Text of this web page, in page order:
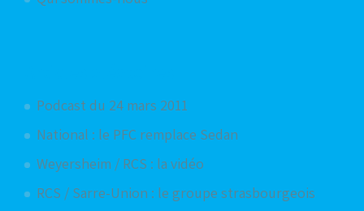
Podcast du 24 mars 2011
National : le PFC remplace Sedan
Weyersheim / RCS : la vidéo
RCS / Sarre-Union : le groupe strasbourgeois